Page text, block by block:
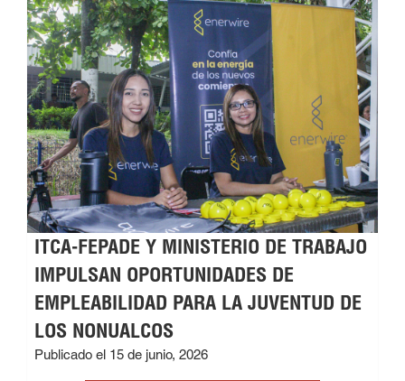
ITCA-FEPADE Y MINISTERIO DE TRABAJO
IMPULSAN OPORTUNIDADES DE
EMPLEABILIDAD PARA LA JUVENTUD DE
LOS NONUALCOS
Publicado el 15 de junio, 2026